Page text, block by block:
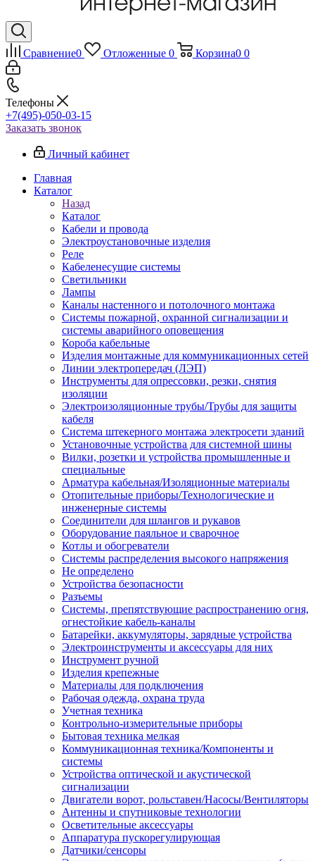
Сравнение0 Отложенные 0 Корзина0 0
Телефоны
+7(495)-050-03-15
Заказать звонок
Личный кабинет
Главная
Каталог
Назад
Каталог
Кабели и провода
Электроустановочные изделия
Реле
Кабеленесущие системы
Светильники
Лампы
Каналы настенного и потолочного монтажа
Системы пожарной, охранной сигнализации и
системы аварийного оповещения
Короба кабельные
Изделия монтажные для коммуникационных сетей
Линии электропередач (ЛЭП)
Инструменты для опрессовки, резки, снятия
изоляции
Электроизоляционные трубы/Трубы для защиты
кабеля
Система штекерного монтажа электросети зданий
Установочные устройства для системной шины
Вилки, розетки и устройства промышленные и
специальные
Арматура кабельная/Изоляционные материалы
Отопительные приборы/Технологические и
инженерные системы
Соединители для шлангов и рукавов
Оборудование паяльное и сварочное
Котлы и обогреватели
Системы распределения высокого напряжения
Не определено
Устройства безопасности
Разъемы
Системы, препятствующие распространению огня,
огнестойкие кабель-каналы
Батарейки, аккумуляторы, зарядные устройства
Электроинструменты и аксессуары для них
Инструмент ручной
Изделия крепежные
Материалы для подключения
Рабочая одежда, охрана труда
Учетная техника
Контрольно-измерительные приборы
Бытовая техника мелкая
Коммуникационная техника/Компоненты и
системы
Устройства оптической и акустической
сигнализации
Двигатели ворот, рольставен/Насосы/Вентиляторы
Антенны и спутниковые технологии
Осветительные аксессуары
Аппаратура пускорегулирующая
Датчики/сенсоры